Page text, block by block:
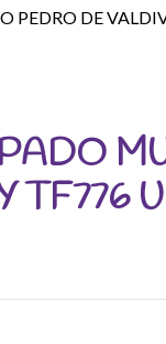
PEDRO DE
TF776